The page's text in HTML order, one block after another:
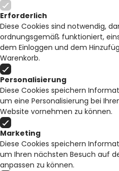
Erforderlich
Diese Cookies sind notwendig,
ordnungsgemäß funktioniert,
dem Einloggen und dem
Warenkorb.
Personalisierung
Diese Cookies speichern
um eine Personalisierung bei
Website vornehmen zu können.
Marketing
Diese Cookies speichern
um Ihren nächsten Besuch auf
anpassen zu können.